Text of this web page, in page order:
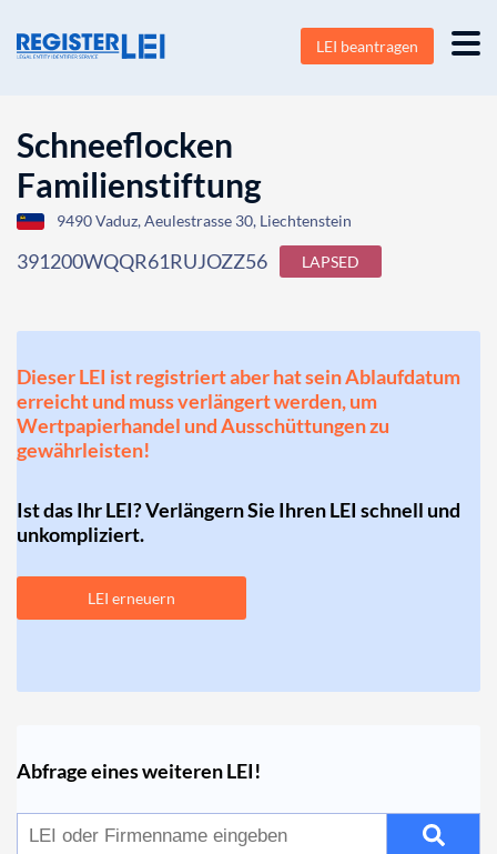
LEI beantragen
Schneeflocken
Familienstiftung
9490 Vaduz, Aeulestrasse 30, Liechtenstein
391200WQQR61RUJOZZ56 LAPSED
Dieser LEI ist registriert aber hat sein Ablaufdatum
erreicht und muss verlängert werden, um
Wertpapierhandel und Ausschüttungen zu
gewährleisten!
Ist das Ihr LEI? Verlängern Sie Ihren LEI schnell und
unkompliziert.
LEI erneuern
Abfrage eines weiteren LEI!